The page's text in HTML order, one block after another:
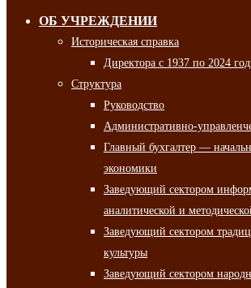
ОБ УЧРЕЖДЕНИИ
Историческая справка
Директора с 1937 по 2024
Структура
Руководство
Административно-
Главный бухгалтер —
экономики
Заведующий сектором
аналитической и
Заведующий сектором
культуры
Заведующий сектором